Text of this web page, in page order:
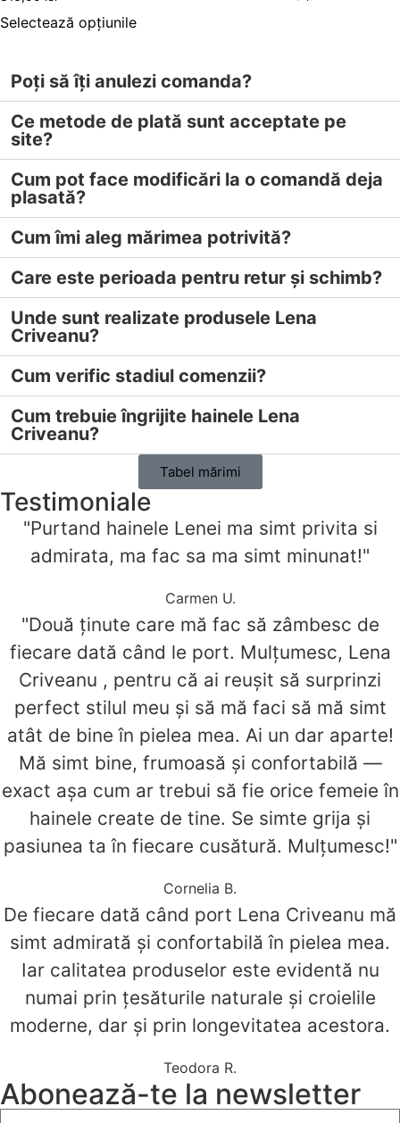
Selectează opțiunile
Poți să îți anulezi comanda?
Ce metode de plată sunt acceptate pe
site?
Cum pot face modificări la o comandă deja
plasată?
Cum îmi aleg mărimea potrivită?
Care este perioada pentru retur și schimb?
Unde sunt realizate produsele Lena
Criveanu?
Cum verific stadiul comenzii?
Cum trebuie îngrijite hainele Lena
Criveanu?
Tabel mărimi
Testimoniale
"Purtand hainele Lenei ma simt privita si
admirata, ma fac sa ma simt minunat!"
Carmen U.
"Două ținute care mă fac să zâmbesc de
fiecare dată când le port. Mulțumesc, Lena
Criveanu , pentru că ai reușit să surprinzi
perfect stilul meu și să mă faci să mă simt
atât de bine în pielea mea. Ai un dar aparte!
Mă simt bine, frumoasă și confortabilă —
exact așa cum ar trebui să fie orice femeie în
hainele create de tine. Se simte grija și
pasiunea ta în fiecare cusătură. Mulțumesc!"
Cornelia B.
De fiecare dată când port Lena Criveanu mă
simt admirată și confortabilă în pielea mea.
Iar calitatea produselor este evidentă nu
numai prin țesăturile naturale și croielile
moderne, dar și prin longevitatea acestora.
Teodora R.
Abonează-te la newsletter